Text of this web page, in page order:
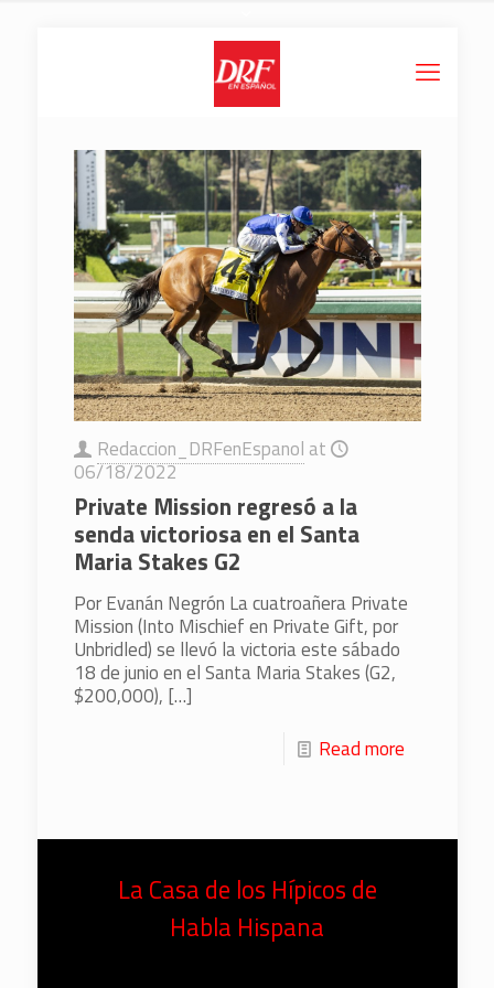
Redaccion_DRFenEspanol at
06/18/2022
Private Mission regresó a la
senda victoriosa en el Santa
Maria Stakes G2
Por Evanán Negrón La cuatroañera Private
Mission (Into Mischief en Private Gift, por
Unbridled) se llevó la victoria este sábado
18 de junio en el Santa Maria Stakes (G2,
$200,000), […]
Read more
La Casa de los Hípicos de
Habla Hispana